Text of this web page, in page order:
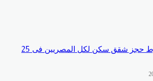
تفاصيل وشروط حجز شقق سكن لكل المصريين فى 25